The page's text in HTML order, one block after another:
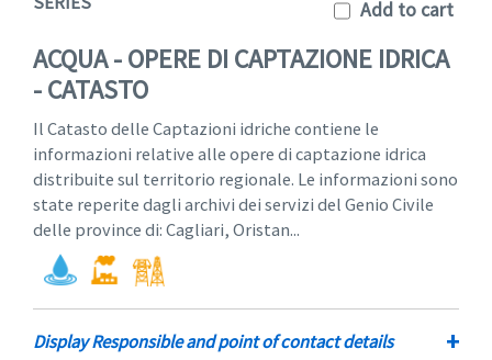
Add to cart
ACQUA - OPERE DI CAPTAZIONE IDRICA
- CATASTO
Il Catasto delle Captazioni idriche contiene le
informazioni relative alle opere di captazione idrica
distribuite sul territorio regionale. Le informazioni sono
state reperite dagli archivi dei servizi del Genio Civile
delle province di: Cagliari, Oristan...
Display Responsible and point of contact details +